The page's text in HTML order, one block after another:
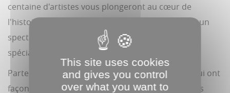
centaine d'artistes vous plongeront au cœur de
l'histoire incroyable de Notre-Dame de Paris, par un
spectacle époustouflant qui mêle musique, effets
spéciaux et mise en scène grandiose.
Partez à la rencontre des personnages illustres qui ont
façonné Notre-Dame de Paris ! Revivez les grandes
This site uses cookies
and gives you control
over what you want to